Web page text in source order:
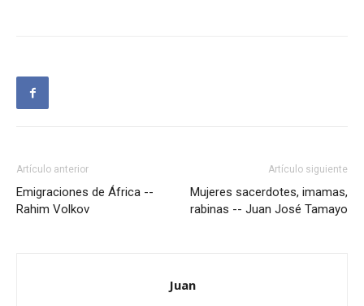
Artículo anterior
Emigraciones de África --
Rahim Volkov
Artículo siguiente
Mujeres sacerdotes, imamas,
rabinas -- Juan José Tamayo
Juan